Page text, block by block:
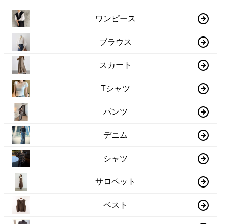
ワンピース
ブラウス
スカート
Tシャツ
パンツ
デニム
シャツ
サロペット
ベスト